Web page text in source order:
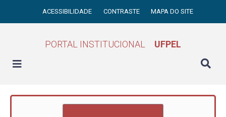
ACESSIBILIDADE CONTRASTE MAPA DO SITE
PORTAL INSTITUCIONAL UFPEL